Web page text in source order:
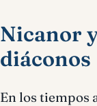
Nicanor
diáconos
En los tiempos